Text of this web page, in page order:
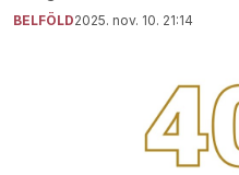
BELFÖLD2025. nov. 10. 21:14